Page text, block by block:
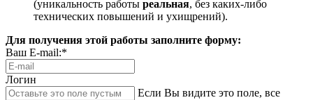
(уникальность работы реальная, без каких-либо
технических повышений и ухищрений).
Для получения этой работы заполните форму:
Ваш E-mail:*
Логин
Если Вы видите это поле, все